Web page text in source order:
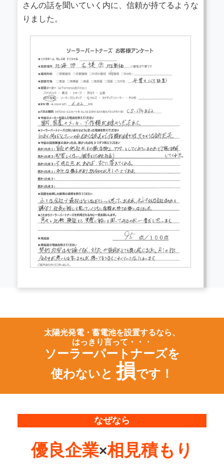
さんの話を聞いていく内に、信頼が持てるような
りました。
太陽光発電・蓄電池を設置するなら、
はっきり言って・・・
ソーラーパートナーズを
使わないと 損です！
なぜなら
優良企業×相見積もり